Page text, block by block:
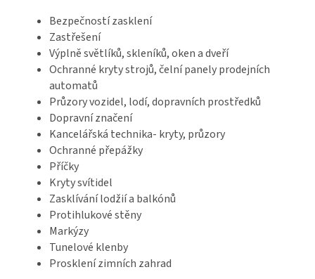
Bezpečností zasklení
Zastřešení
Výplně světlíků, skleníků, oken a dveří
Ochranné kryty strojů, čelní panely prodejních
automatů
Průzory vozidel, lodí, dopravních prostředků
Dopravní značení
Kancelářská technika- kryty, průzory
Ochranné přepážky
Příčky
Kryty svítidel
Zasklívání lodžií a balkónů
Protihlukové stěny
Markýzy
Tunelové klenby
Prosklení zimních zahrad